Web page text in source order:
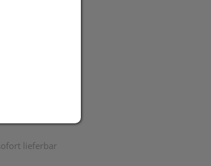
lieferbar